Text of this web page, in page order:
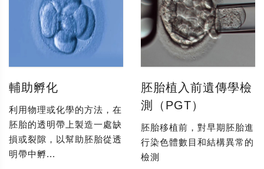
輔助孵化
利用物理或化學的方法，在
胚胎的透明帶上製造一處缺
損或裂隙，以幫助胚胎從透
明帶中孵...
胚胎植入前遺傳學檢
測（PGT）
胚胎移植前，對早期胚胎進
行染色體數目和結構異常的
檢測